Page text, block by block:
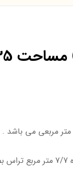
متر مربعی می باشد .
مساحت مفید این ویلا 41/65 متر مربع